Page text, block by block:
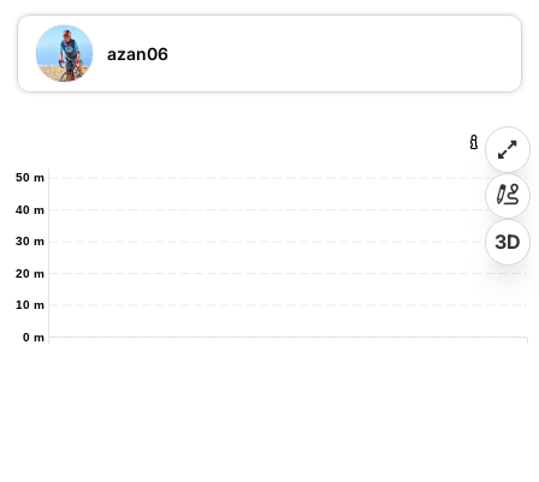
azan06
0 m
10 m
20 m
30 m
40 m
50 m
3D